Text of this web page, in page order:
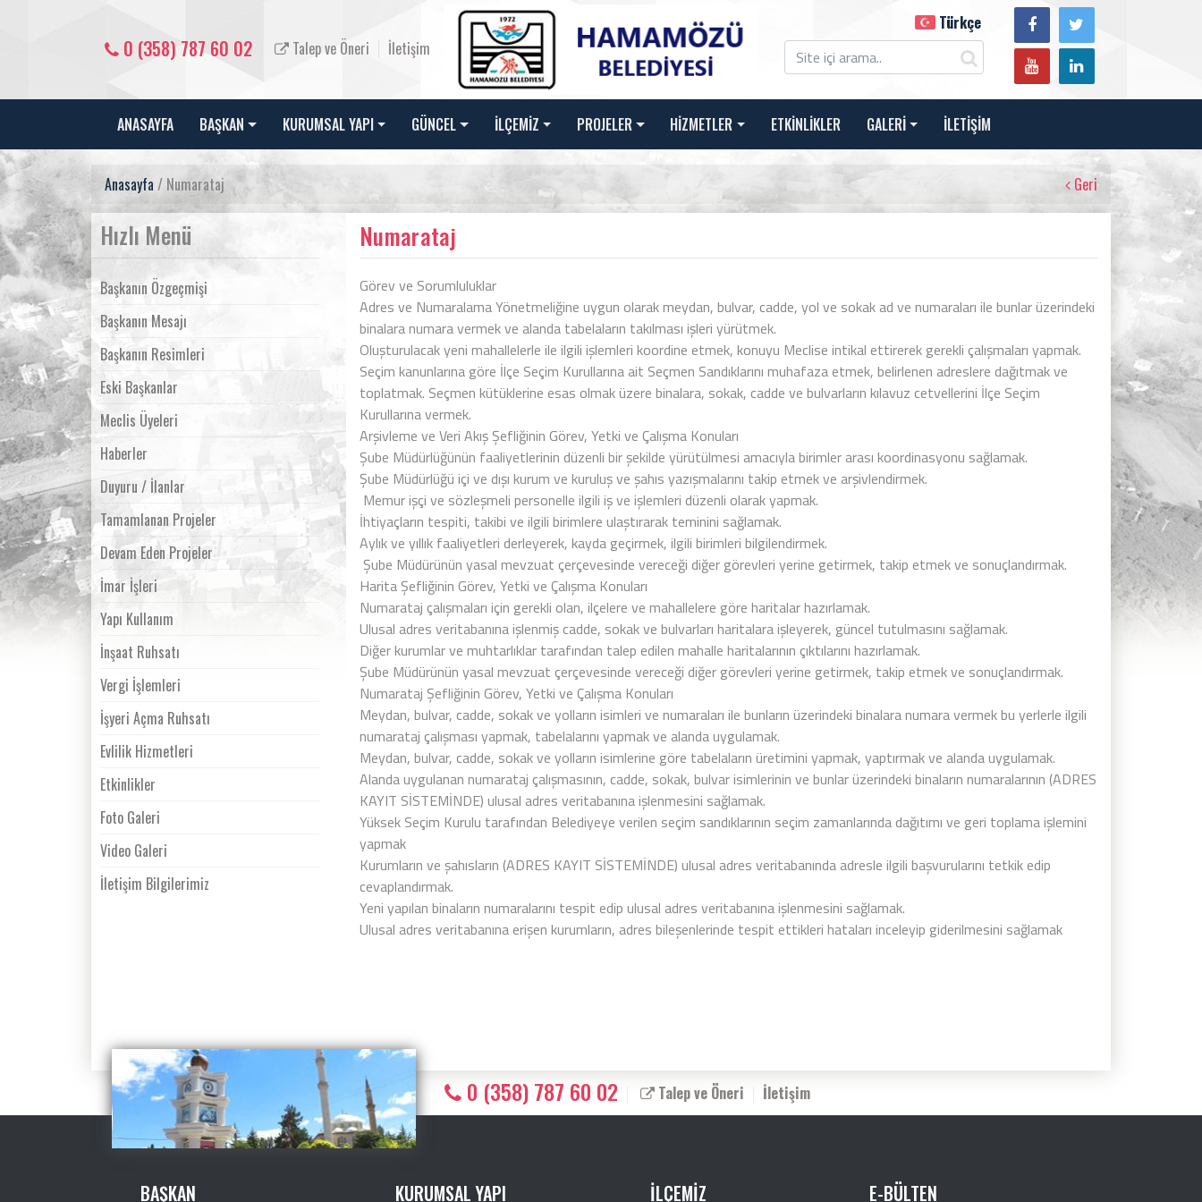
0 (358) 787 60 02 Talep ve Öneri İletişim
Türkçe
ANASAYFA BAŞKAN KURUMSAL YAPI GÜNCEL İLÇEMİZ PROJELER HİZMETLER ETKİNLİKLER GALERİ İLETİŞİM
Anasayfa / Numarataj Geri
Hızlı Menü
Başkanın Özgeçmişi
Başkanın Mesajı
Başkanın Resimleri
Eski Başkanlar
Meclis Üyeleri
Haberler
Duyuru / İlanlar
Tamamlanan Projeler
Devam Eden Projeler
İmar İşleri
Yapı Kullanım
İnşaat Ruhsatı
Vergi İşlemleri
İşyeri Açma Ruhsatı
Evlilik Hizmetleri
Etkinlikler
Foto Galeri
Video Galeri
İletişim Bilgilerimiz
Numarataj
Görev ve Sorumluluklar
Adres ve Numaralama Yönetmeliğine uygun olarak meydan, bulvar, cadde, yol ve sokak ad ve numaraları ile bunlar üzerindeki
binalara numara vermek ve alanda tabelaların takılması işleri yürütmek.
Oluşturulacak yeni mahallelerle ile ilgili işlemleri koordine etmek, konuyu Meclise intikal ettirerek gerekli çalışmaları yapmak.
Seçim kanunlarına göre İlçe Seçim Kurullarına ait Seçmen Sandıklarını muhafaza etmek, belirlenen adreslere dağıtmak ve
toplatmak. Seçmen kütüklerine esas olmak üzere binalara, sokak, cadde ve bulvarların kılavuz cetvellerini İlçe Seçim
Kurullarına vermek.
Arşivleme ve Veri Akış Şefliğinin Görev, Yetki ve Çalışma Konuları
Şube Müdürlüğünün faaliyetlerinin düzenli bir şekilde yürütülmesi amacıyla birimler arası koordinasyonu sağlamak.
Şube Müdürlüğü içi ve dışı kurum ve kuruluş ve şahıs yazışmalarını takip etmek ve arşivlendirmek.
Memur işçi ve sözleşmeli personelle ilgili iş ve işlemleri düzenli olarak yapmak.
İhtiyaçların tespiti, takibi ve ilgili birimlere ulaştırarak teminini sağlamak.
Aylık ve yıllık faaliyetleri derleyerek, kayda geçirmek, ilgili birimleri bilgilendirmek.
Şube Müdürünün yasal mevzuat çerçevesinde vereceği diğer görevleri yerine getirmek, takip etmek ve sonuçlandırmak.
Harita Şefliğinin Görev, Yetki ve Çalışma Konuları
Numarataj çalışmaları için gerekli olan, ilçelere ve mahallelere göre haritalar hazırlamak.
Ulusal adres veritabanına işlenmiş cadde, sokak ve bulvarları haritalara işleyerek, güncel tutulmasını sağlamak.
Diğer kurumlar ve muhtarlıklar tarafından talep edilen mahalle haritalarının çıktılarını hazırlamak.
Şube Müdürünün yasal mevzuat çerçevesinde vereceği diğer görevleri yerine getirmek, takip etmek ve sonuçlandırmak.
Numarataj Şefliğinin Görev, Yetki ve Çalışma Konuları
Meydan, bulvar, cadde, sokak ve yolların isimleri ve numaraları ile bunların üzerindeki binalara numara vermek bu yerlerle ilgili
numarataj çalışması yapmak, tabelalarını yapmak ve alanda uygulamak.
Meydan, bulvar, cadde, sokak ve yolların isimlerine göre tabelaların üretimini yapmak, yaptırmak ve alanda uygulamak.
Alanda uygulanan numarataj çalışmasının, cadde, sokak, bulvar isimlerinin ve bunlar üzerindeki binaların numaralarının (ADRES
KAYIT SİSTEMİNDE) ulusal adres veritabanına işlenmesini sağlamak.
Yüksek Seçim Kurulu tarafından Belediyeye verilen seçim sandıklarının seçim zamanlarında dağıtımı ve geri toplama işlemini
yapmak
Kurumların ve şahısların (ADRES KAYIT SİSTEMİNDE) ulusal adres veritabanında adresle ilgili başvurularını tetkik edip
cevaplandırmak.
Yeni yapılan binaların numaralarını tespit edip ulusal adres veritabanına işlenmesini sağlamak.
Ulusal adres veritabanına erişen kurumların, adres bileşenlerinde tespit ettikleri hataları inceleyip giderilmesini sağlamak
0 (358) 787 60 02 Talep ve Öneri İletişim
BAŞKAN KURUMSAL YAPI İLÇEMİZ E-BÜLTEN